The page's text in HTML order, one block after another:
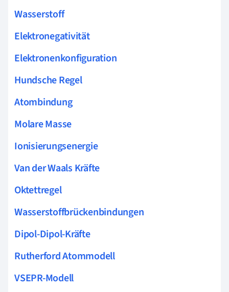
Wasserstoff
Elektronegativität
Elektronenkonfiguration
Hundsche Regel
Atombindung
Molare Masse
Ionisierungsenergie
Van der Waals Kräfte
Oktettregel
Wasserstoffbrückenbindungen
Dipol-Dipol-Kräfte
Rutherford Atommodell
VSEPR-Modell